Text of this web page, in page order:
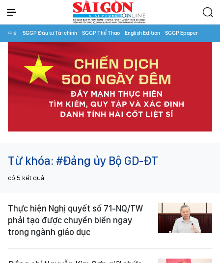
中文 SGGP Đầu tư Tài chính SGGP Thể Thao English Edition SGGP Epaper
Từ khóa: #Đảng ủy Bộ GD-ĐT
có 5 kết quả
Thực hiện Nghị quyết số 71-NQ/TW
phải tạo được chuyển biến ngay
trong ngành giáo dục